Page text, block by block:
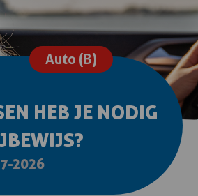
Auto (B)
HEB JE NODIG
2026